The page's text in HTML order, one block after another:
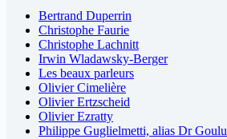
Bertrand Duperrin
Christophe Faurie
Christophe Lachnitt
Irwin Wladawsky-Berger
Les beaux parleurs
Olivier Cimelière
Olivier Ertzscheid
Olivier Ezratty
Philippe Guglielmetti, alias Dr Goulu